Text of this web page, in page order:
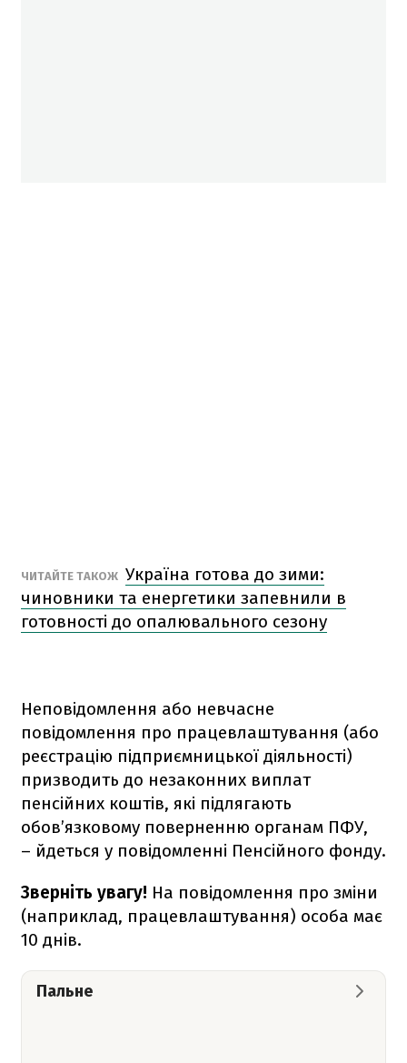
ЧИТАЙТЕ ТАКОЖ Україна готова до зими:
чиновники та енергетики запевнили в
готовності до опалювального сезону
Неповідомлення або невчасне
повідомлення про працевлаштування (або
реєстрацію підприємницької діяльності)
призводить до незаконних виплат
пенсійних коштів, які підлягають
обов’язковому поверненню органам ПФУ,
– йдеться у повідомленні Пенсійного фонду.
Зверніть увагу! На повідомлення про зміни
(наприклад, працевлаштування) особа має
10 днів.
Пальне